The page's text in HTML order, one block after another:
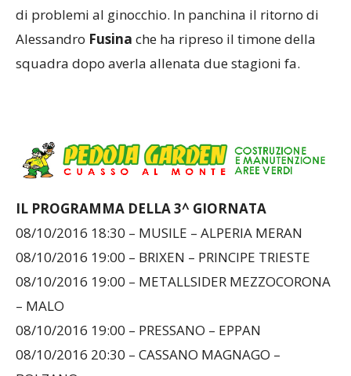
di problemi al ginocchio. In panchina il ritorno di
Alessandro Fusina che ha ripreso il timone della
squadra dopo averla allenata due stagioni fa.
IL PROGRAMMA DELLA 3^ GIORNATA
08/10/2016 18:30 – MUSILE – ALPERIA MERAN
08/10/2016 19:00 – BRIXEN – PRINCIPE TRIESTE
08/10/2016 19:00 – METALLSIDER MEZZOCORONA
– MALO
08/10/2016 19:00 – PRESSANO – EPPAN
08/10/2016 20:30 – CASSANO MAGNAGO –